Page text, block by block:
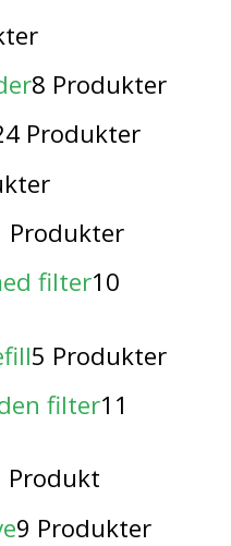
8 Produkter
Produkter
Produkter
filter10
5 Produkter
filter11
Produkt
9 Produkter